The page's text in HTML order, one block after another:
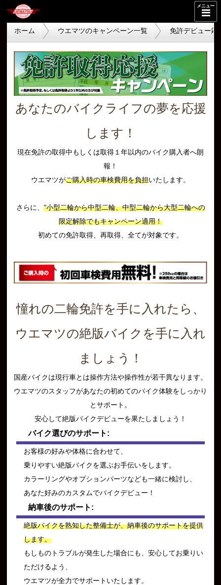
メニュー
ホーム ウエマツのキャンペーン一覧 免許デビュー
あなたのバイクライフの夢を応援
します！
現在免許の取得中もしくは取得１年以内のバイク購入者へ朗
報！
ウエマツがご購入時の車検費用を負担いたします。
さらに、 "小型二輪から中型二輪、中型二輪から大型二輪への
限定解除でもキャンペーン適用！
初めての免許取得、再取得、全てが対象です。
憧れの二輪免許を手に入れたら、
ウエマツの絶版バイクを手に入れ
ましょう！
国産バイクは現行車とは操作方法や操作性が若干異なります。
ウエマツのスタッフがあなたの初めてのバイク体験をしっかり
とサポート。
安心して絶版バイクデビューを果たしましょう！
バイク選びのサポート:
お客様の好みや体格に合わせて、
乗りやすい絶版バイクを選ぶお手伝いをします。
カラーリングやオプションパーツなども一緒に検討し、
あなた好みのカスタムでバイクデビュー！
納車後のサポート:
絶版バイクを熟知した整備士が、納車後のサポートを提供
します。
もしものトラブルが発生した場合にも、安心してお乗りい
ただけるよう、
ウエマツが全力でサポートいたします。